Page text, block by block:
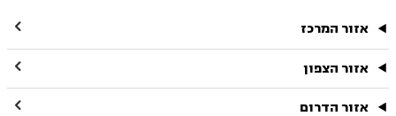
אזור המרכז 
אזור הצפון 
אזור הדרום 